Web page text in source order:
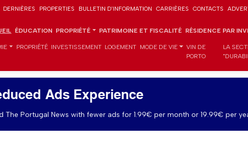
DERNIÈRES PROPERTIES BULLETIN D'INFORMATION CARRIÈRES CONTACTS
ÉDUCATION PROPRIÉTÉ PATRIMOINE ET FISCALITÉ RÉSIDENCE PAR
PROPRIÉTÉ INVESTISSEMENT LOGEMENT MODE DE VIE
VIN DE
PORTO
LA
Ads Experience
The Portugal News with fewer ads for 1.99€ per month or 19.99€ per